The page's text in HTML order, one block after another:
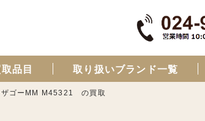
品目 取り扱いブランド一覧
ザゴーMM M45321 の買取